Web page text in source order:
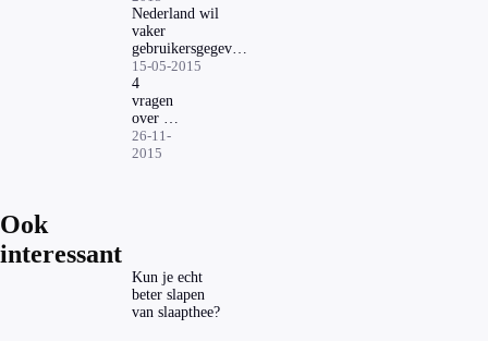
Google
Nederland wil
vaker
gebruikersgegevens
Google
15-05-2015
4
vragen
over het
vergeet-
me-
26-11-
2015
Ook
interessant
Kun je echt
beter slapen
van slaapthee?